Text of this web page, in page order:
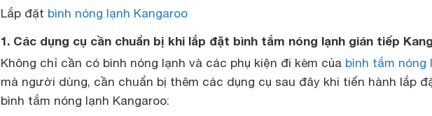
Lắp đặt bình nóng lạnh Kangaroo
1. Các dụng cụ cần chuẩn bị khi lắp đặt bình tắm nóng lạnh gián tiếp
Không chỉ cần có bình nóng lạnh và các phụ kiện đi kèm của bình tắm nóng
mà người dùng, cần chuẩn bị thêm các dụng cụ sau đây khi tiến hành lắp
bình tắm nóng lạnh Kangaroo: